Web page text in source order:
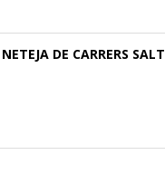
NETEJA DE CARRERS SALT